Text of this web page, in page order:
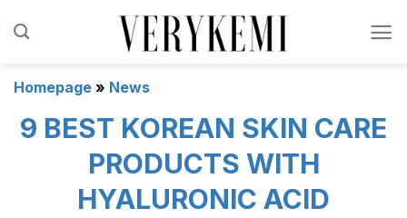
Homepage » News
9 BEST KOREAN SKIN CARE
PRODUCTS WITH
HYALURONIC ACID